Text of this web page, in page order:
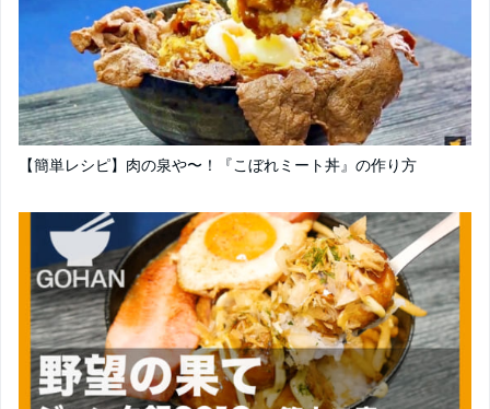
【簡単レシピ】肉の泉や〜！『こぼれミート丼』の作り方